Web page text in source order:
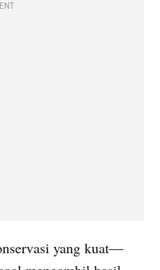
yang kuat—